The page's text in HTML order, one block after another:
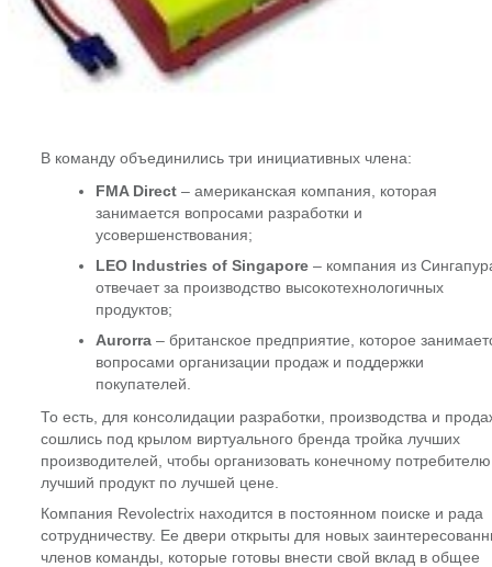
В команду объединились три инициативных члена:
FMA Direct – американская компания, которая
занимается вопросами разработки и
усовершенствования;
LEO Industries of Singapore – компания из
отвечает за производство высокотехнологичных
продуктов;
Aurorra – британское предприятие, которое
вопросами организации продаж и поддержки
покупателей.
То есть, для консолидации разработки, производства и
сошлись под крылом виртуального бренда тройка лучших
производителей, чтобы организовать конечному потребителю
лучший продукт по лучшей цене.
Компания Revolectrix находится в постоянном поиске и рада
сотрудничеству. Ее двери открыты для новых
членов команды, которые готовы внести свой вклад в общее